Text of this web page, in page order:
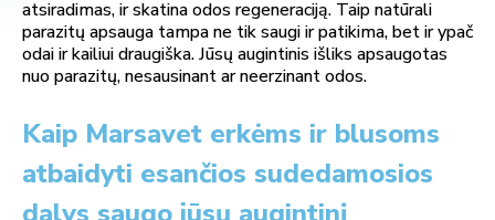
atsiradimas, ir skatina odos regeneraciją. Taip natūrali
parazitų apsauga tampa ne tik saugi ir patikima, bet ir ypač
odai ir kailiui draugiška. Jūsų augintinis išliks apsaugotas
nuo parazitų, nesausinant ar neerzinant odos.
Kaip Marsavet erkėms ir blusoms
atbaidyti esančios sudedamosios